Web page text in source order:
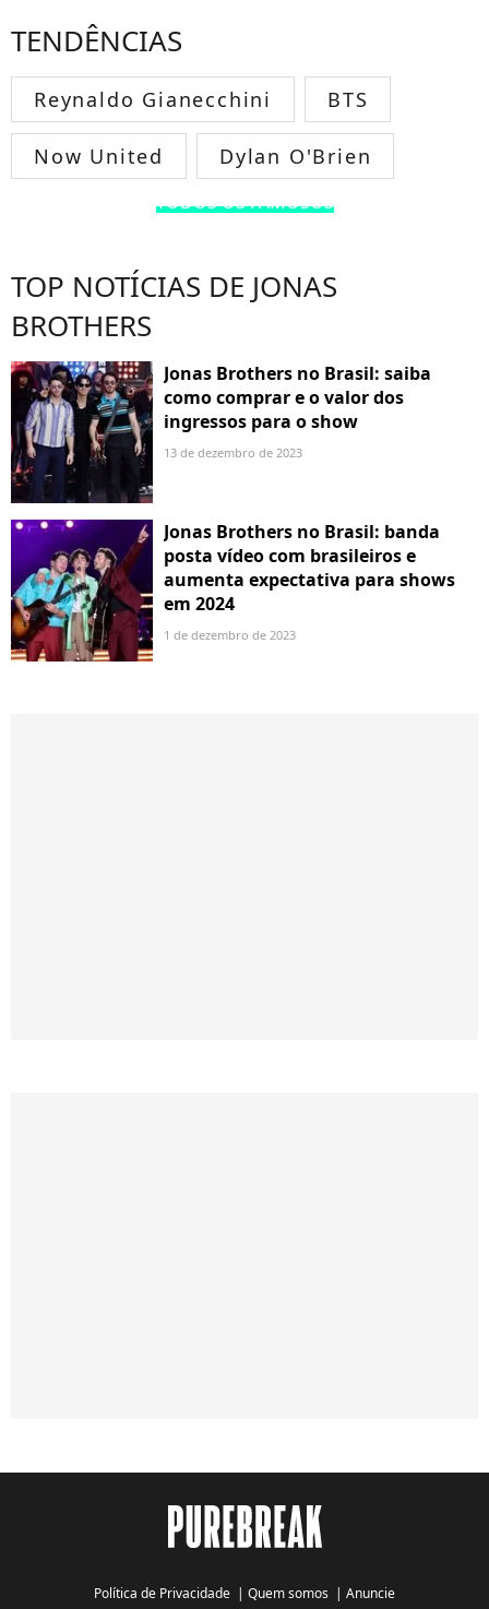
TENDÊNCIAS
Reynaldo Gianecchini BTS
Now United Dylan O'Brien
TODOS OS FAMOSOS
TOP NOTÍCIAS DE JONAS
BROTHERS
Jonas Brothers no Brasil: saiba
como comprar e o valor dos
ingressos para o show
13 de dezembro de 2023
Jonas Brothers no Brasil: banda
posta vídeo com brasileiros e
aumenta expectativa para shows
em 2024
1 de dezembro de 2023
Política de Privacidade | Quem somos | Anuncie